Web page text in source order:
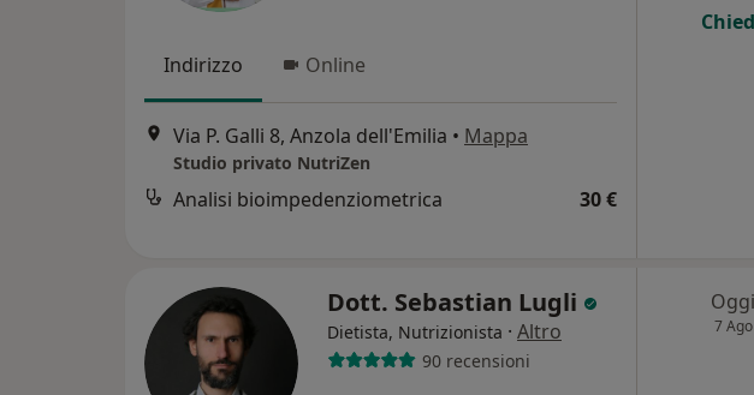
Indirizzo Online
Via P. Galli 8, Anzola dell'Emilia • Mappa
Studio privato NutriZen
Analisi bioimpedenziometrica 30 €
Dott. Sebastian Lugli
Dietista, Nutrizionista · Altro
90 recensioni
Oggi
7 Ago